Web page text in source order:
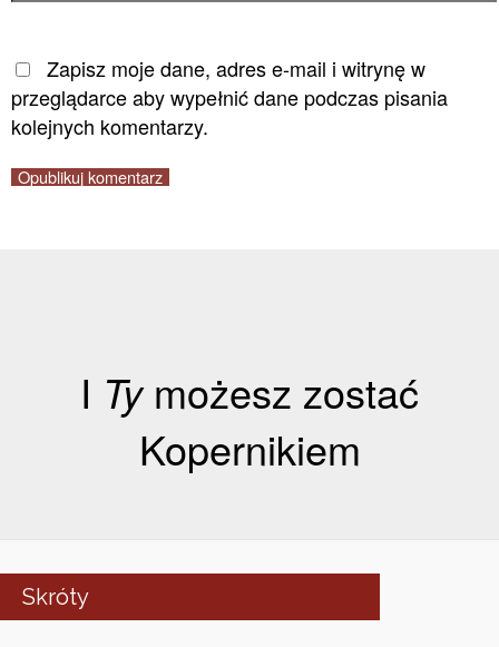
Zapisz moje dane, adres e-mail i witrynę w
przeglądarce aby wypełnić dane podczas pisania
kolejnych komentarzy.
I Tymożesz zostać
Kopernikiem
Skróty